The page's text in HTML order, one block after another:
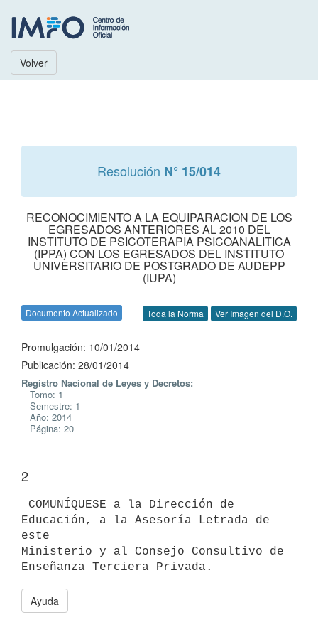
Volver
Resolución N° 15/014
RECONOCIMIENTO A LA EQUIPARACION DE LOS
EGRESADOS ANTERIORES AL 2010 DEL
INSTITUTO DE PSICOTERAPIA PSICOANALITICA
(IPPA) CON LOS EGRESADOS DEL INSTITUTO
UNIVERSITARIO DE POSTGRADO DE AUDEPP
(IUPA)
Documento Actualizado Toda la Norma Ver Imagen del D.O.
Promulgación: 10/01/2014
Publicación: 28/01/2014
Registro Nacional de Leyes y Decretos:
Tomo: 1
Semestre: 1
Año: 2014
Página: 20
2
Educación, a la Asesoría Letrada de
este
Ministerio y al Consejo Consultivo de
Ayuda